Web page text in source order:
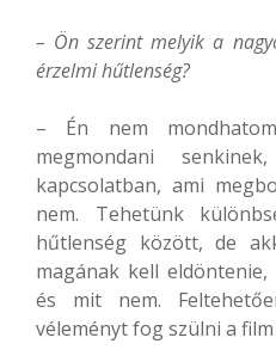
– Ön szerint melyik a
érzelmi hűtlenség?
– Én nem
megmondani
kapcsolatban, ami
nem. Tehetünk
hűtlenség között, de
magának kell
és mit nem.
véleményt fog szülni a